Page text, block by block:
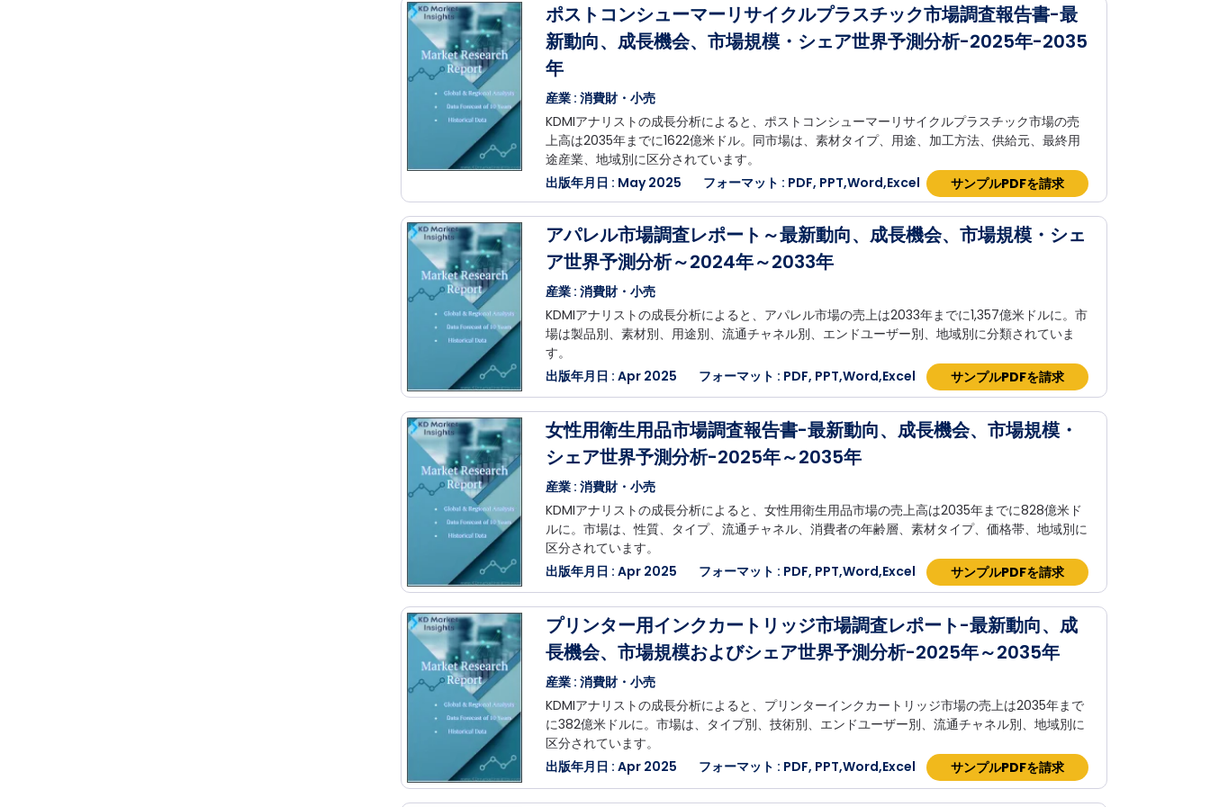
ポストコンシューマーリサイクルプラスチック市場調査報告書-最
新動向、成長機会、市場規模・シェア世界予測分析-2025年-2035
年
産業 : 消費財・小売
KDMIアナリストの成長分析によると、ポストコンシューマーリサイクルプラスチック市場の売
上高は2035年までに1622億米ドル。同市場は、素材タイプ、用途、加工方法、供給元、最終用
途産業、地域別に区分されています。
出版年月日 : May 2025
フォーマット : PDF, PPT,Word,Excel サンプルPDFを請求
アパレル市場調査レポート～最新動向、成長機会、市場規模・シェ
ア世界予測分析～2024年～2033年
産業 : 消費財・小売
KDMIアナリストの成長分析によると、アパレル市場の売上は2033年までに1,357億米ドルに。市
場は製品別、素材別、用途別、流通チャネル別、エンドユーザー別、地域別に分類されていま
す。
出版年月日 : Apr 2025
フォーマット : PDF, PPT,Word,Excel サンプルPDFを請求
女性用衛生用品市場調査報告書-最新動向、成長機会、市場規模・
シェア世界予測分析-2025年～2035年
産業 : 消費財・小売
KDMIアナリストの成長分析によると、女性用衛生用品市場の売上高は2035年までに828億米ド
ルに。市場は、性質、タイプ、流通チャネル、消費者の年齢層、素材タイプ、価格帯、地域別に
区分されています。
出版年月日 : Apr 2025
フォーマット : PDF, PPT,Word,Excel サンプルPDFを請求
プリンター用インクカートリッジ市場調査レポート-最新動向、成
長機会、市場規模およびシェア世界予測分析-2025年～2035年
産業 : 消費財・小売
KDMIアナリストの成長分析によると、プリンターインクカートリッジ市場の売上は2035年まで
に382億米ドルに。市場は、タイプ別、技術別、エンドユーザー別、流通チャネル別、地域別に
区分されています。
出版年月日 : Apr 2025
フォーマット : PDF, PPT,Word,Excel サンプルPDFを請求